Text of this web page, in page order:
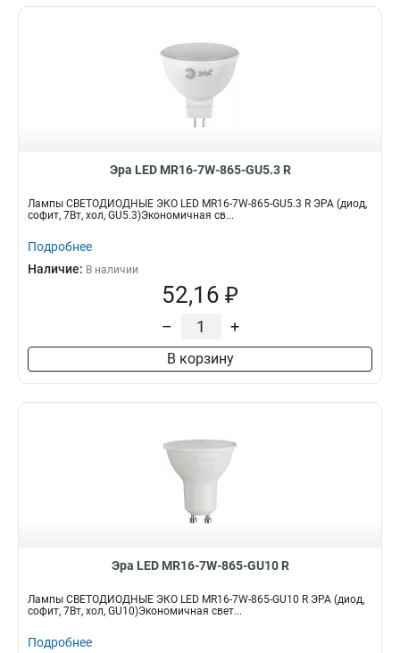
Эра LED MR16-7W-865-GU5.3 R
Лампы СВЕТОДИОДНЫЕ ЭКО LED MR16-7W-865-GU5.3 R ЭРА (диод,
софит, 7Вт, хол, GU5.3)Экономичная св...
Подробнее
Наличие: В наличии
52,16 ₽
– +
В корзину
Эра LED MR16-7W-865-GU10 R
Лампы СВЕТОДИОДНЫЕ ЭКО LED MR16-7W-865-GU10 R ЭРА (диод,
софит, 7Вт, хол, GU10)Экономичная свет...
Подробнее